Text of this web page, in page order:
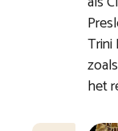
Trini
het